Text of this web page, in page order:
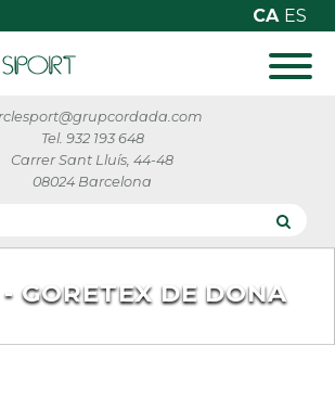
CA ES
Tel. 932 193 648
Carrer Sant Lluís, 44-48
08024 Barcelona
GORETEX DE DONA